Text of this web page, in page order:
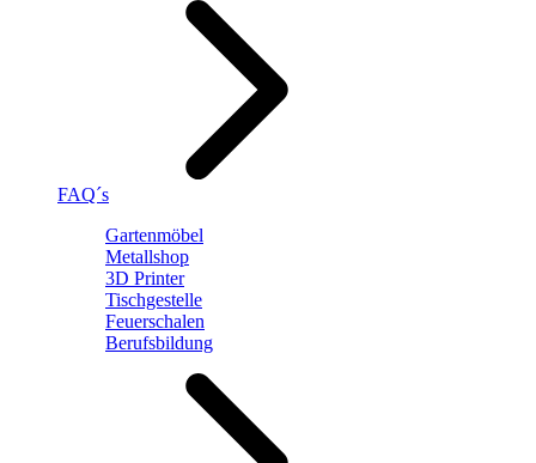
FAQ´s
Gartenmöbel
Metallshop
3D Printer
Tischgestelle
Feuerschalen
Berufsbildung